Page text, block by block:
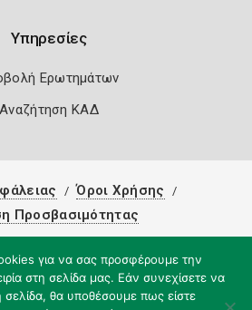
Υπηρεσίες
Ερωτημάτων
Αναζήτηση ΚΑΔ
Όροι Χρήσης
Προσβασιμότητας
για να σας προσφέρουμε την
στη σελίδα μας. Εάν συνεχίσετε να
σελίδα, θα υποθέσουμε πως είστε